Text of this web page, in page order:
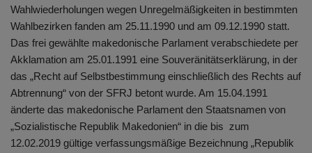
Wahlwiederholungen wegen Unregelmäßigkeiten in bestimmten
Wahlbezirken fanden am 25.11.1990 und am 09.12.1990 statt.
Das frei gewählte makedonische Parlament verabschiedete per
Akklamation am 25.01.1991 eine Souveränitätserklärung, in der
das „Recht auf Selbstbestimmung einschließlich des Rechts auf
Abtrennung“ von der SFRJ betont wurde. Am 15.04.1991
änderte das makedonische Parlament den Staatsnamen von
„Sozialistische Republik Makedonien“ in die bis zum
12.02.2019 gültige verfassungsmäßige Bezeichnung „Republik